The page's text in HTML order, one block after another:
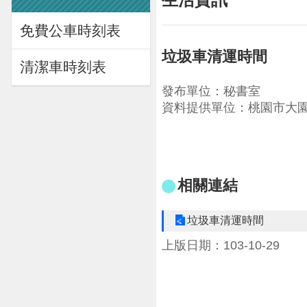
免費公車時刻表
清潔車時刻表
垃圾車清運時間
發布單位：秘書室
資料提供單位：桃園市大
相關連結
垃圾車清運時間
上版日期：103-10-29